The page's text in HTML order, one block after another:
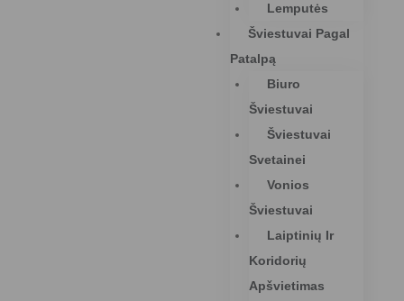
Lemputės
Šviestuvai Pagal
Patalpą
Biuro
Šviestuvai
Šviestuvai
Svetainei
Vonios
Šviestuvai
Laiptinių Ir
Koridorių
Apšvietimas